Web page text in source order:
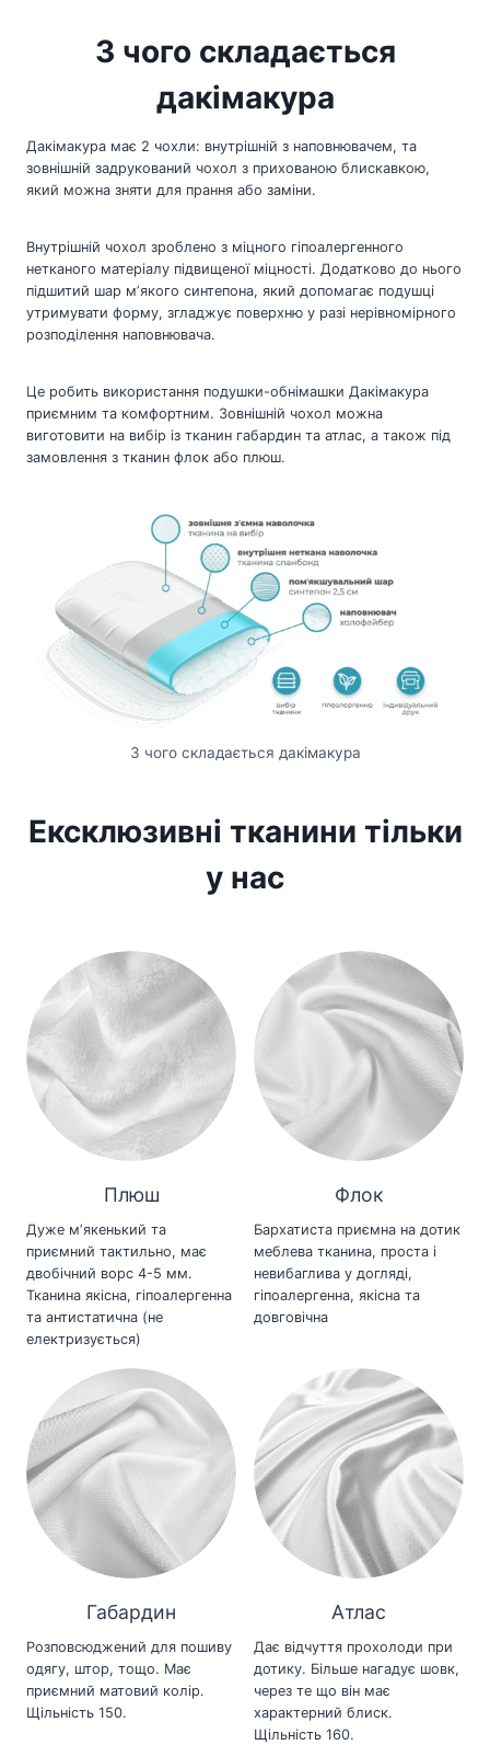
З чого складається
дакімакура
Дакімакура має 2 чохли: внутрішній з наповнювачем, та
зовнішній задрукований чохол з прихованою блискавкою,
який можна зняти для прання або заміни.
Внутрішній чохол зроблено з міцного гіпоалергенного
нетканого матеріалу підвищеної міцності. Додатково до нього
підшитий шар мʼякого синтепона, який допомагає подушці
утримувати форму, згладжує поверхню у разі нерівномірного
розподілення наповнювача.
Це робить використання подушки-обнімашки Дакімакура
приємним та комфортним. Зовнішній чохол можна
виготовити на вибір із тканин габардин та атлас, а також під
замовлення з тканин флок або плюш.
З чого складається дакімакура
Ексклюзивні тканини тільки
у нас
Плюш
Дуже мʼякенький та
приємний тактильно, має
двобічний ворс 4-5 мм.
Тканина якісна, гіпоалергенна
та антистатична (не
електризується)
Флок
Бархатиста приємна на дотик
меблева тканина, проста і
невибаглива у догляді,
гіпоалергенна, якісна та
довговічна
Габардин
Розповсюджений для пошиву
одягу, штор, тощо. Має
приємний матовий колір.
Щільність 150.
Атлас
Дає відчуття прохолоди при
дотику. Більше нагадує шовк,
через те що він має
характерний блиск.
Щільність 160.